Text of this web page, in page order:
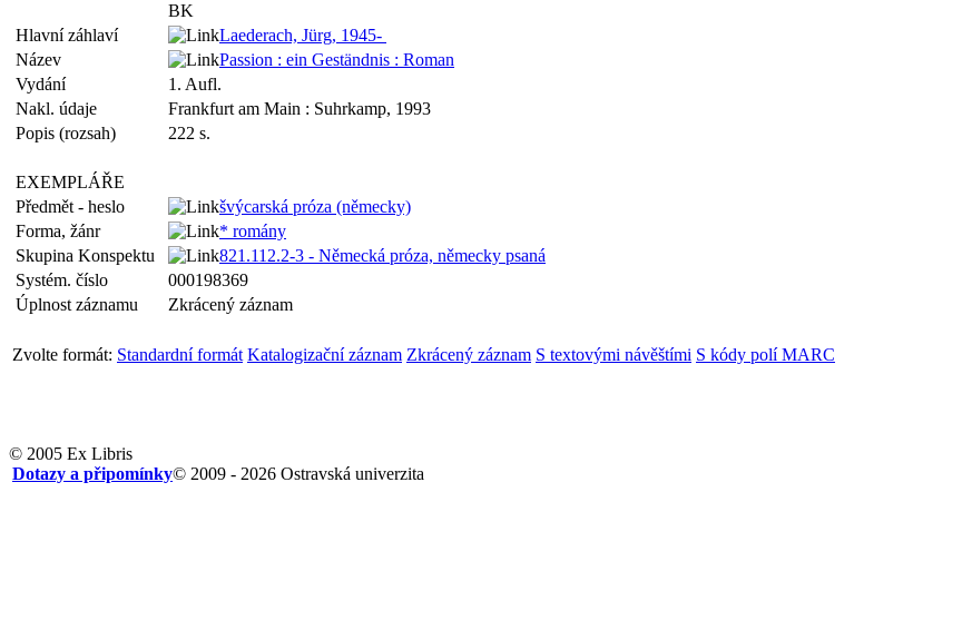
BK
Hlavní záhlaví
Laederach, Jürg, 1945-
Název
Passion : ein Geständnis : Roman
Vydání
1. Aufl.
Nakl. údaje
Frankfurt am Main : Suhrkamp, 1993
Popis (rozsah)
222 s.
EXEMPLÁŘE
Předmět - heslo
švýcarská próza (německy)
Forma, žánr
* romány
Skupina Konspektu
821.112.2-3 - Německá próza, německy psaná
Systém. číslo
000198369
Úplnost záznamu
Zkrácený záznam
Zvolte formát: Standardní formát Katalogizační záznam Zkrácený záznam S textovými návěštími S kódy polí MARC
© 2005 Ex Libris
© 2009 - 2026 Ostravská univerzita
Dotazy a připomínky